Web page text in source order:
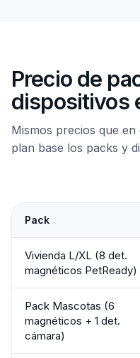
Precio de
dispositivos
Mismos precios que
plan base los packs y
Pack
Vivienda L/XL (8 det.
magnéticos PetReady)
Pack Mascotas (6
magnéticos + 1 det.
cámara)